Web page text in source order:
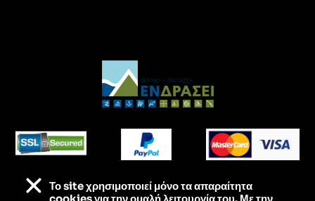
Τα πάντα για τις εξορμήσεις σου – Στις καλύτερες
Το site χρησιμοποιεί μόνο τα απαραίτητα